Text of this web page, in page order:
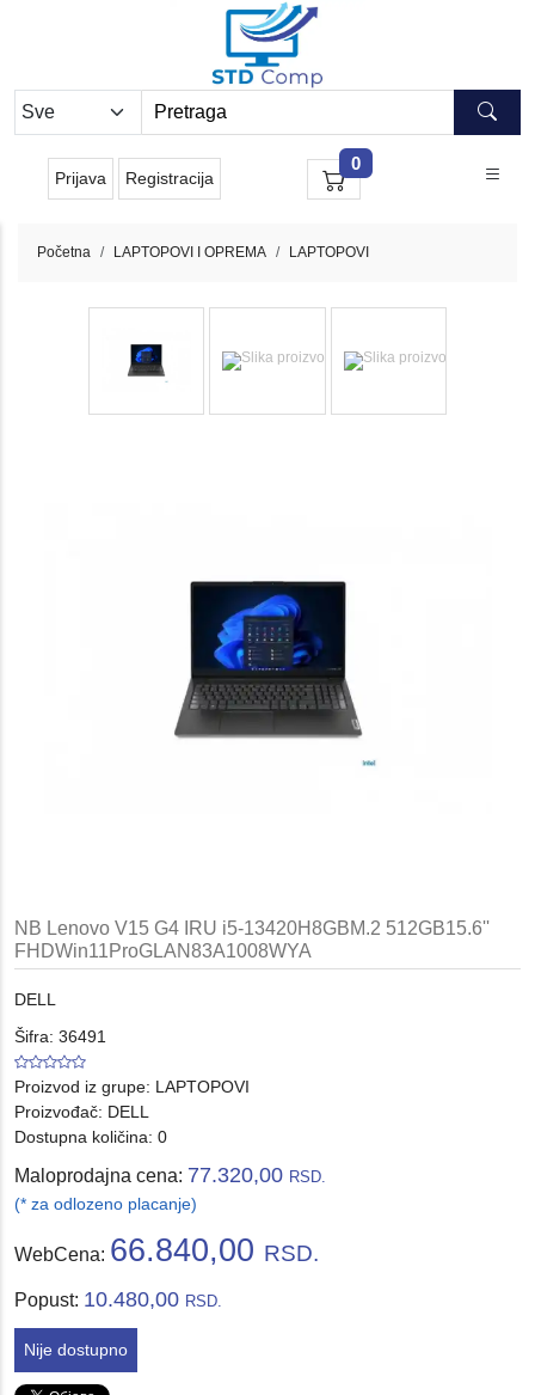
Prijava Registracija
0
Početna LAPTOPOVI I OPREMA LAPTOPOVI
NB Lenovo V15 G4 IRU i5-13420H8GBM.2 512GB15.6''
FHDWin11ProGLAN83A1008WYA
DELL
Šifra: 36491
Proizvod iz grupe: LAPTOPOVI
Proizvođač: DELL
Dostupna količina: 0
Maloprodajna cena: 77.320,00 RSD.
(* za odlozeno placanje)
WebCena: 66.840,00 RSD.
Popust: 10.480,00 RSD.
Nije dostupno